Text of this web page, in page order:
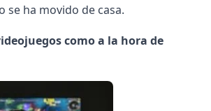
se ha movido de casa.
como a la hora de